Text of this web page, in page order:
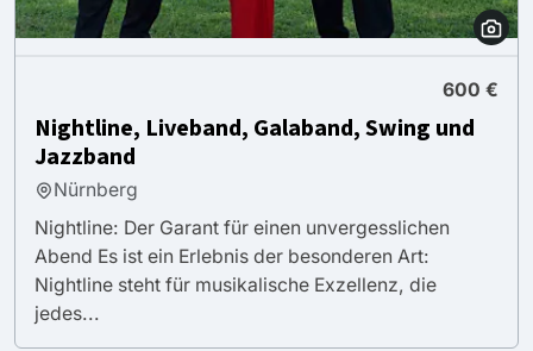
600 €
Nightline, Liveband, Galaband, Swing und
Jazzband
Nürnberg
Nightline: Der Garant für einen unvergesslichen
Abend Es ist ein Erlebnis der besonderen Art:
Nightline steht für musikalische Exzellenz, die
jedes...